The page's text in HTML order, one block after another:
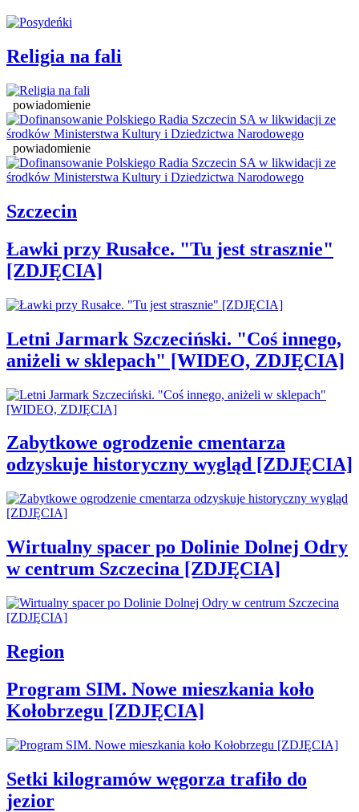
Religia na fali
powiadomienie
powiadomienie
Szczecin
Ławki przy Rusałce. "Tu jest strasznie"
[ZDJĘCIA]
Letni Jarmark Szczeciński. "Coś innego,
aniżeli w sklepach" [WIDEO, ZDJĘCIA]
Zabytkowe ogrodzenie cmentarza
odzyskuje historyczny wygląd [ZDJĘCIA]
Wirtualny spacer po Dolinie Dolnej Odry
w centrum Szczecina [ZDJĘCIA]
Region
Program SIM. Nowe mieszkania koło
Kołobrzegu [ZDJĘCIA]
Setki kilogramów węgorza trafiło do
jezior